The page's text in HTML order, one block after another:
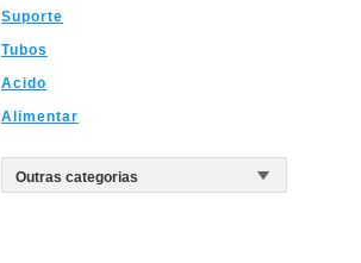
Suporte
Tubos
Acido
Alimentar